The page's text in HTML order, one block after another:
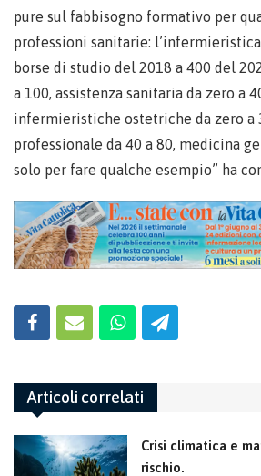
pure sul fabbisogno formativo per
professioni sanitarie: l’infermieristica
borse di studio del 2018 a 400 del
a 100, assistenza sanitaria da zero a
infermieristiche ostetriche da zero a
professionale da 40 a 80, medicina
solo per fare qualche esempio” ha
Articoli correlati
Crisi climatica e
rischio.